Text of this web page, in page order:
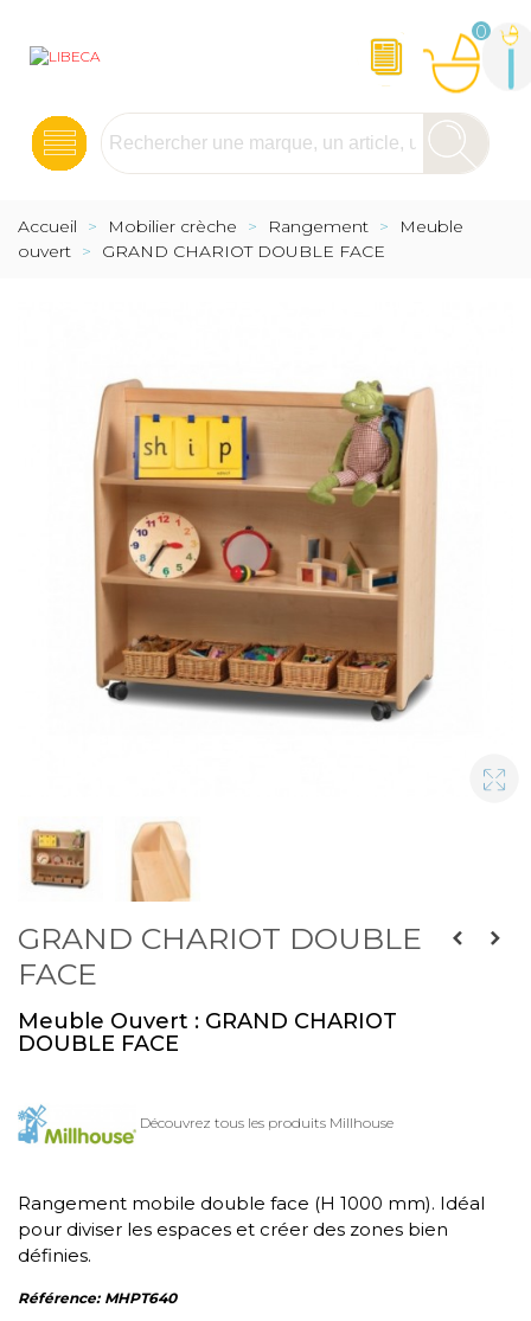
0
Accueil > Mobilier crèche > Rangement >
Meuble
ouvert > GRAND CHARIOT DOUBLE FACE
GRAND CHARIOT DOUBLE
FACE
Meuble Ouvert : GRAND CHARIOT
DOUBLE FACE
Découvrez tous les produits Millhouse
Rangement mobile double face (H 1000 mm). Idéal
pour diviser les espaces et créer des zones bien
définies.
Référence: MHPT640